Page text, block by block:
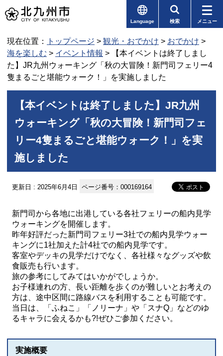
Language 検索 メニュー
現在位置： トップページ > 観光・おでかけ > おでかけ >
海を楽しむ > イベント情報 > 【本イベントは終了しまし
た】JR九州ウォーキング「秋の大冒険！新門司フェリー4
隻まるごと堪能ウォーク！」を実施しました
【本イベントは終了しました】JR九州
ウォーキング「秋の大冒険！新門司フェ
リー4隻まるごと堪能ウォーク！」を実
施しました
更新日 : 2025年6月4日 ページ番号：000169164
新門司から各地に出港している各社フェリーの船内見学
ウォーキングを開催します。
昨年好評だった新門司フェリー3社での船内見学ウォー
キングに1社加えた計4社での船内見学です。
客室やデッキの見学だけでなく、各社様々なグッズや飲
食販売も行います。
旅の参考にしてみてはいかがでしょうか。
お子様連れの方、長い距離を歩くのが難しいとお考えの
方は、途中区間に路線バスを利用することも可能です。
当日は、「ふねこ」「ノリーナ」や「スナQ」などのゆ
るキャラに会えるかも?!ぜひご参加ください。
実施概要